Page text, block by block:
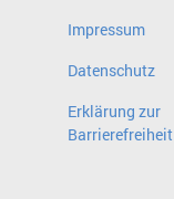
Impressum
Datenschutz
Erklärung zur
Barrierefreiheit